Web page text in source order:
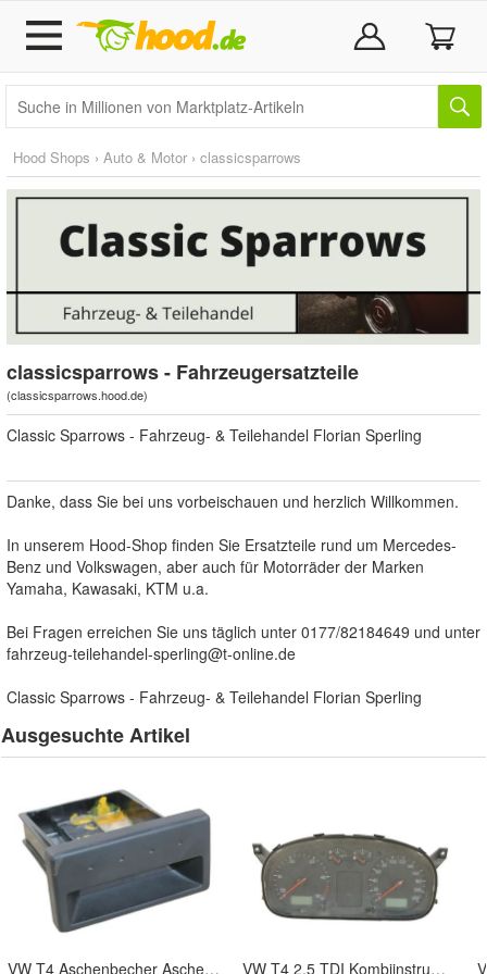
Hood Shops › Auto & Motor › classicsparrows
classicsparrows - Fahrzeugersatzteile
(classicsparrows.hood.de)
Classic Sparrows - Fahrzeug- & Teilehandel Florian Sperling
Danke, dass Sie bei uns vorbeischauen und herzlich Willkommen.
In unserem Hood-Shop finden Sie Ersatzteile rund um Mercedes-
Benz und Volkswagen, aber auch für Motorräder der Marken
Yamaha, Kawasaki, KTM u.a.
Bei Fragen erreichen Sie uns täglich unter 0177/82184649 und unter
fahrzeug-teilehandel-sperling@t-online.de
Classic Sparrows - Fahrzeug- & Teilehandel Florian Sperling
Ausgesuchte Artikel
VW T4 Aschenbecher Ascher Facelift Armaturenbrett Einsatz 7D0857331 B/A VW T4 2.5 TDI Kombiinstrument Tacho blaue Beleuchtung ab 98 7D0920801B